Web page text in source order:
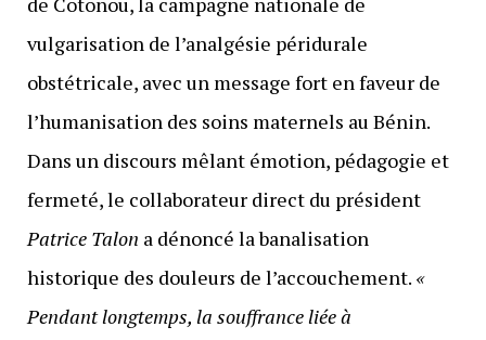
vulgarisation de l’analgésie péridurale
obstétricale, avec un message fort en faveur de
l’humanisation des soins maternels au Bénin.
Dans un discours mêlant émotion, pédagogie et
fermeté, le collaborateur direct du président
Patrice Talon a dénoncé la banalisation
historique des douleurs de l’accouchement. «
Pendant longtemps, la souffrance liée à